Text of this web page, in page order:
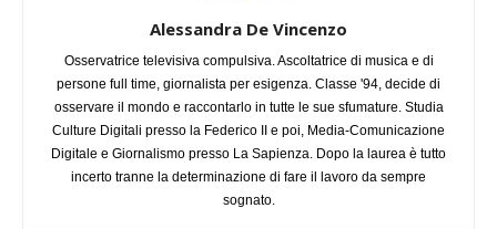
Alessandra De Vincenzo
Osservatrice televisiva compulsiva. Ascoltatrice di musica e di
persone full time, giornalista per esigenza. Classe '94, decide di
osservare il mondo e raccontarlo in tutte le sue sfumature. Studia
Culture Digitali presso la Federico II e poi, Media-Comunicazione
Digitale e Giornalismo presso La Sapienza. Dopo la laurea è tutto
incerto tranne la determinazione di fare il lavoro da sempre
sognato.